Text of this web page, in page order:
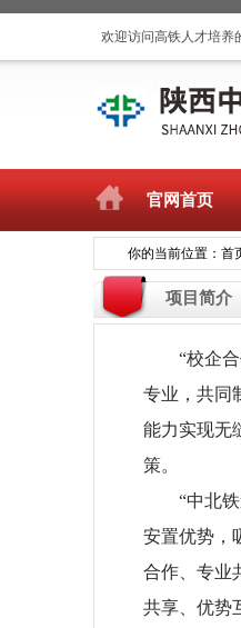
欢迎访问高铁人才培
官网首页
你的当前位置： 首
项目简介
“校企
专业，共同
能力实现无
策。
“中北
安置优势，
合作、专业
共享、优势